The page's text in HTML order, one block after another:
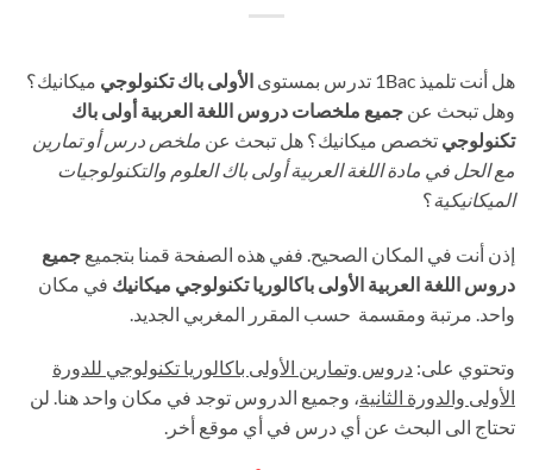
هل أنت تلميذ 1Bac تدرس بمستوى الأولى باك تكنولوجي ميكانيك؟
وهل تبحث عن جميع ملخصات دروس اللغة العربية أولى باك
تكنولوجي تخصص ميكانيك؟ هل تبحث عن ملخص درس أو تمارين
مع الحل في مادة اللغة العربية أولى باك العلوم والتكنولوجيات
الميكانيكية؟
إذن أنت في المكان الصحيح. ففي هذه الصفحة قمنا بتجميع جميع
دروس اللغة العربية الأولى باكالوريا تكنولوجي ميكانيك في مكان
واحد. مرتبة ومقسمة حسب المقرر المغربي الجديد.
وتحتوي على: دروس وتمارين الأولى باكالوريا تكنولوجي للدورة
الأولى والدورة الثانية، وجميع الدروس توجد في مكان واحد هنا. لن
تحتاج الى البحث عن أي درس في أي موقع أخر.